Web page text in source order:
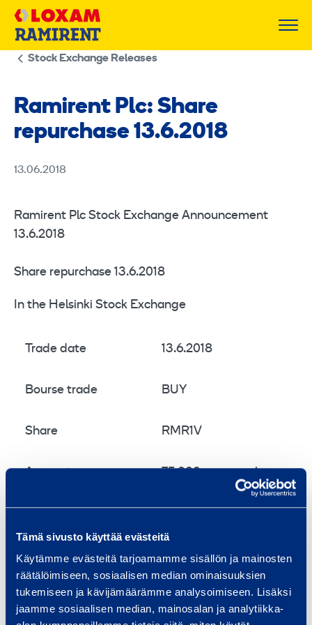
Tämä sivusto käyttää evästeitä
Käytämme evästeitä tarjoamamme sisällön ja mainosten
räätälöimiseen, sosiaalisen median ominaisuuksien
tukemiseen ja kävijämäärämme analysoimiseen. Lisäksi
jaamme sosiaalisen median, mainosalan ja analytiikka-
Skip
Stock Exchange Releases
Ramirent Plc: Share
repurchase 13.6.2018
13.06.2018
Ramirent Plc Stock Exchange Announcement
13.6.2018
Share repurchase 13.6.2018
In the Helsinki Stock Exchange
Trade date 13.6.2018
Bourse trade BUY
Share RMR1V
Amount 75 000 shares
Total Cost 705 900,00 EUR
Company now holds a total of 941 678 shares
including the shares repurchased on 13.6.2018.